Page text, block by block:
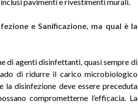
e Sanificazione, ma qual è la
di agenti disinfettanti, quasi sempre di
di ridurre il carico microbiologico
disinfezione deve essere preceduta
comprometterne l’efficacia. La